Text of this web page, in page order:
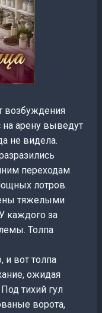
возбуждения
арену выведут
не видела.
переходам
лотров.
тяжелыми
каждого за
Толпа
и вот толпа
ожидая
тихий гул
ворота,